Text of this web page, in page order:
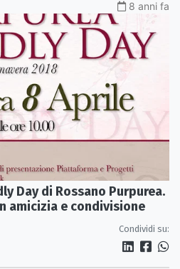
8 anni fa
Day di Rossano Purpurea.
amicizia e condivisione
Condividi su: